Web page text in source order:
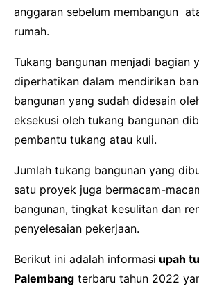
anggaran sebelum membangun
rumah.
Tukang bangunan menjadi bagian
diperhatikan dalam mendirikan
bangunan yang sudah didesain
eksekusi oleh tukang bangunan
pembantu tukang atau kuli.
Jumlah tukang bangunan yang
satu proyek juga bermacam-
bangunan, tingkat kesulitan dan
penyelesaian pekerjaan.
Berikut ini adalah informasi upah
Palembang terbaru tahun 2022